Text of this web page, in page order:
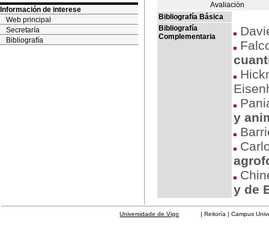
Información de interese
Web principal
Secretaría
Bibliografía
Avaliación
Bibliografía Básica
Bibliografía
Complementaria
y
y de
Universidade de Vigo | Reitoría | Campus